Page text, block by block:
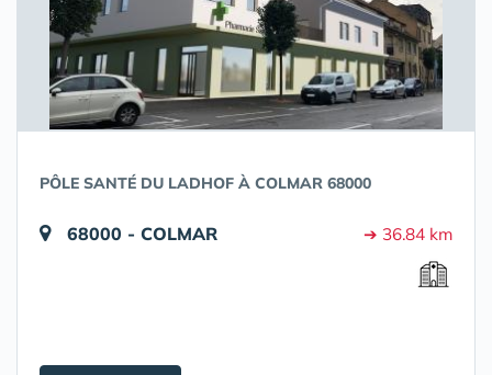
PÔLE SANTÉ DU LADHOF À COLMAR 68000
68000 - COLMAR ➔ 36.84 km